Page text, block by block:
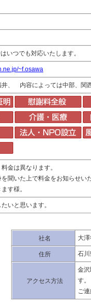
いつでも対応いたします。
~f.osawa
井、 内容によっては中部、関
金は異なります。
聞いた上で料金をお知らせい
す様。
いと思います。
社名 大
住所 石
アクセス方法
金
す
ご